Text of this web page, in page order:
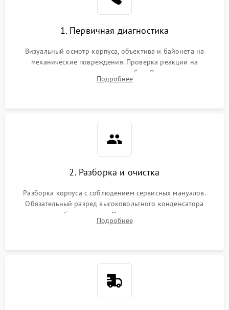
1. Первичная диагностика
Визуальный осмотр корпуса, объектива и байонета на
механические повреждения. Проверка реакции на
включение, считывание кодов ошибок. Оценка состояния
матрицы и затвора, проверка работы автофокуса и вспышки.
Подробнее
2. Разборка и очистка
Разборка корпуса с соблюдением сервисных мануалов.
Обязательный разряд высоковольтного конденсатора
вспышки для безопасности. Очистка внутренних узлов от
пыли, песка и следов влаги с помощью спецсредств.
Подробнее